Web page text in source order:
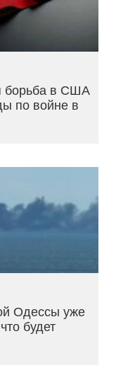
борьба в США
по войне в
Одессы уже
будет